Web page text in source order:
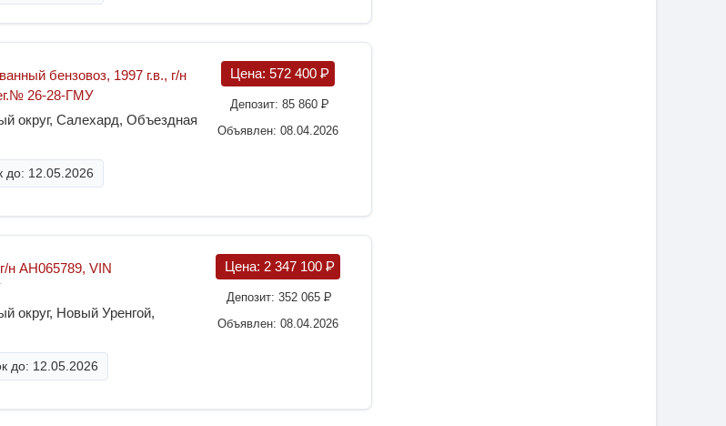
бензовоз, 1997 г.в., г/н
26-28-ГМУ
округ, Салехард, Объездная
до: 12.05.2026
Цена: 572 400 P
Депозит: 85 860 P
Объявлен: 08.04.2026
н АН065789, VIN
округ, Новый Уренгой,
до: 12.05.2026
Цена: 2 347 100 P
Депозит: 352 065P
Объявлен: 08.04.2026